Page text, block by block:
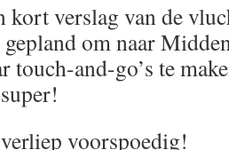
kort verslag van de
om naar
touch-and-go’s te
voorspoedig!